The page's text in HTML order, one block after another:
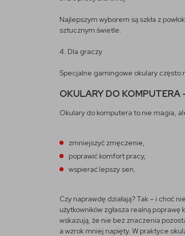
Najlepszym wyborem są szkła z
sztucznym świetle.
4. Dla graczy
Specjalne gamingowe okulary często
OKULARY DO KOMPUTERA
Okulary do komputera to nie magia,
zmniejszyć zmęczenie,
poprawić komfort pracy,
wspierać lepszy sen.
Czy naprawdę działają? Tak – i choć
użytkowników zgłasza realną
wskazują, że nie bez znaczenia
a wzrok mniej napięty. W praktyce